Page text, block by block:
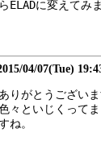
ELADに変えてみ
04/07(Tue)
りがとうございま
々といじくって
ね。